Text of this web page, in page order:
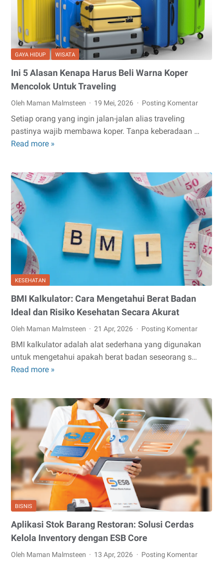
dan
Profesional
GAYA HIDUP WISATA
Ini 5 Alasan Kenapa Harus Beli Warna Koper
Mencolok Untuk Traveling
Oleh Maman Malmsteen 19 Mei, 2026 Posting Komentar
Setiap orang yang ingin jalan-jalan alias traveling
pastinya wajib membawa koper. Tanpa keberadaan …
Read more »
Kenapa
Harus
Beli
Koper
Mencolok
Untuk
KESEHATAN
BMI Kalkulator: Cara Mengetahui Berat Badan
Ideal dan Risiko Kesehatan Secara Akurat
Oleh Maman Malmsteen 21 Apr, 2026 Posting Komentar
BMI kalkulator adalah alat sederhana yang digunakan
untuk mengetahui apakah berat badan seseorang s…
Read more »
Mengetahui
Berat
Badan
Ideal
dan
Risiko
Kesehatan
Secara
Akurat
BISNIS
Aplikasi Stok Barang Restoran: Solusi Cerdas
Kelola Inventory dengan ESB Core
Oleh Maman Malmsteen 13 Apr, 2026 Posting Komentar